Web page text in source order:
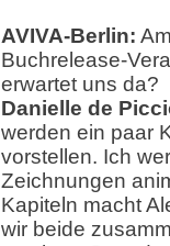
AVIVA-Berlin:
Buchrelease-
erwartet uns da?
Danielle de
werden ein paar
vorstellen. Ich
Zeichnungen
Kapiteln macht
wir beide